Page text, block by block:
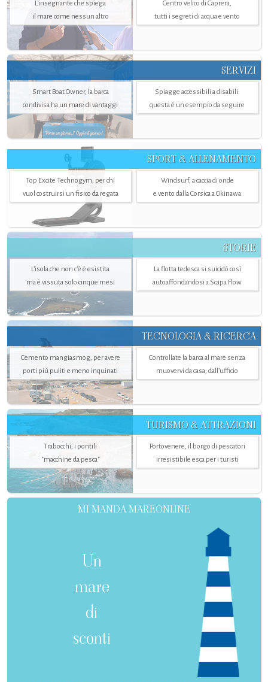
L'insegnante che spiega
il mare come nessun altro
Centro velico di Caprera,
tutti i segreti di acqua e vento
SERVIZI
Smart Boat Owner, la barca
condivisa ha un mare di vantaggi
Spiagge accessibili a disabili:
questa è un esempio da seguire
SPORT & ALLENAMENTO
Top Excite Technogym, per chi
vuol costruirsi un fisico da regata
Windsurf, a caccia di onde
e vento dalla Corsica a Okinawa
STORIE
L’isola che non c'è è esistita
ma è vissuta solo cinque mesi
La flotta tedesca si suicidò così
autoaffondandosi a Scapa Flow
TECNOLOGIA & RICERCA
Cemento mangiasmog, per avere
porti più puliti e meno inquinati
Controllate la barca al mare senza
muovervi da casa, dall’ufficio
TURISMO & ATTRAZIONI
Trabocchi, i pontili
"macchine da pesca"
Portovenere, il borgo di pescatori
irresistibile esca per i turisti
MI MANDA MAREONLINE
Un
mare
di
sconti